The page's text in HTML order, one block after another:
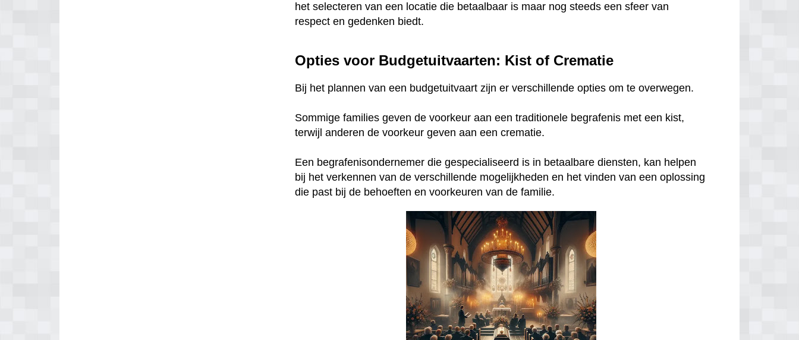
het selecteren van een locatie die betaalbaar is maar nog steeds een sfeer van
respect en gedenken biedt.
Opties voor Budgetuitvaarten: Kist of Crematie
Bij het plannen van een budgetuitvaart zijn er verschillende opties om te overwegen.
Sommige families geven de voorkeur aan een traditionele begrafenis met een kist,
terwijl anderen de voorkeur geven aan een crematie.
Een begrafenisondernemer die gespecialiseerd is in betaalbare diensten, kan helpen
bij het verkennen van de verschillende mogelijkheden en het vinden van een oplossing
die past bij de behoeften en voorkeuren van de familie.